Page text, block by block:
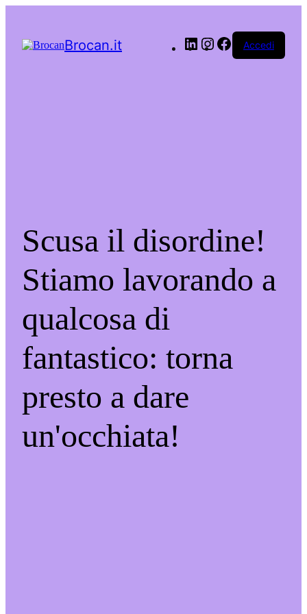
Brocan.it LinkedInInstagram
Facebook
Accedi
Scusa il disordine!
Stiamo lavorando a
qualcosa di
fantastico: torna
presto a dare
un'occhiata!